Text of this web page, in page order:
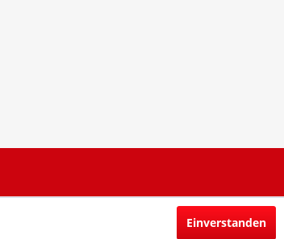
Einverstanden